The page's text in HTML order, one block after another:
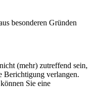
besonderen Gründen
(mehr) zutreffend sein,
Berichtigung verlangen.
Sie eine